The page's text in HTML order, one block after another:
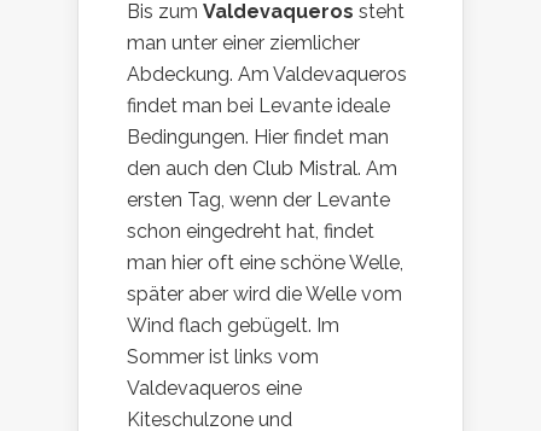
Bis zum Valdevaqueros steht
man unter einer ziemlicher
Abdeckung. Am Valdevaqueros
findet man bei Levante ideale
Bedingungen. Hier findet man
den auch den Club Mistral. Am
ersten Tag, wenn der Levante
schon eingedreht hat, findet
man hier oft eine schöne Welle,
später aber wird die Welle vom
Wind flach gebügelt. Im
Sommer ist links vom
Valdevaqueros eine
Kiteschulzone und